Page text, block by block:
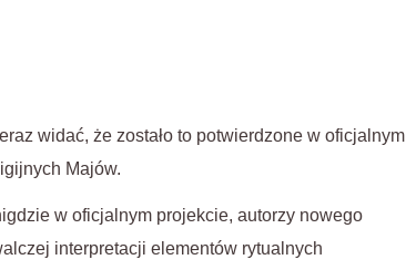
widać, że zostało to potwierdzone w oficjalnym
Majów.
w oficjalnym projekcie, autorzy nowego
interpretacji elementów rytualnych